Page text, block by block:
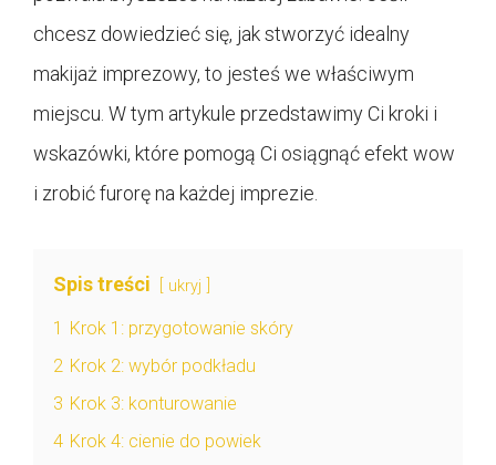
chcesz dowiedzieć się, jak stworzyć idealny
makijaż imprezowy, to jesteś we właściwym
miejscu. W tym artykule przedstawimy Ci kroki i
wskazówki, które pomogą Ci osiągnąć efekt wow
i zrobić furorę na każdej imprezie.
Spis treści ukryj
1 Krok 1: przygotowanie skóry
2 Krok 2: wybór podkładu
3 Krok 3: konturowanie
4 Krok 4: cienie do powiek